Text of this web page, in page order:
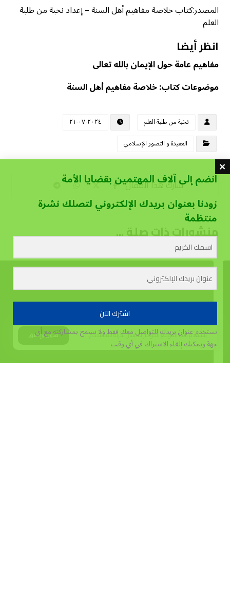
المصدر:كتاب خلاصة مفاهيم أهل السنة – إعداد نخبة من طلبة
العلم
انظر أيضا
مفاهيم عامة حول الإيمان بالله تعالى
موضوعات كتاب: خلاصة مفاهيم أهل السنة
نخبة من طلبة العلم
٢٠٢٤-٠٧-٢١
العقيدة و التصور الإسلامي
منشورات ذات صلة ...
يستخدم هذا الموقع الكوكيز لتحسين تجربة المستخدم. قبول وإغلاق
انضم إلى آلاف المهتمين بقضايا الأمة
زودنا بعنوان بريدك الإلكتروني لتصلك نشرة
منتظمة
اشترك الآن
نستخدم عنوان بريدك للتواصل معك فقط ولا نسمح بمشاركته مع أي
جهةويمكنك إلغاء الاشتراك في أي وقت